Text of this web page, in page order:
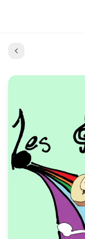
Actualités
Emissions
Grille des
C'était quoi ce
L'Association
L'équipe et les
Nous rejoindre
Les Ateliers Radio
Les créations
Nos prestations
Nous Soutenir /